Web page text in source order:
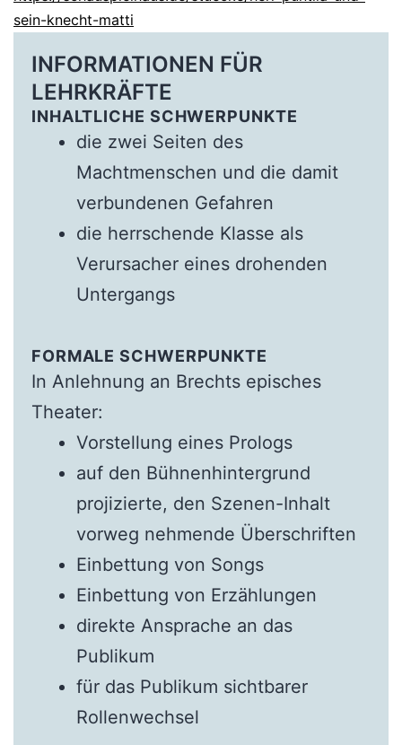
sein-knecht-matti
INFORMATIONEN FÜR
LEHRKRÄFTE
INHALTLICHE SCHWERPUNKTE
die zwei Seiten des
Machtmenschen und die damit
verbundenen Gefahren
die herrschende Klasse als
Verursacher eines drohenden
Untergangs
FORMALE SCHWERPUNKTE
In Anlehnung an Brechts episches
Theater:
Vorstellung eines Prologs
auf den Bühnenhintergrund
projizierte, den Szenen-Inhalt
vorweg nehmende Überschriften
Einbettung von Songs
Einbettung von Erzählungen
direkte Ansprache an das
Publikum
für das Publikum sichtbarer
Rollenwechsel